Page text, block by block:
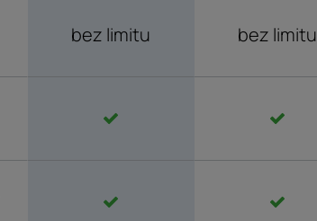
bez limitu bez limitu